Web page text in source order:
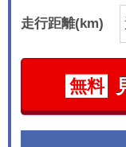
走行距離(km)
無料